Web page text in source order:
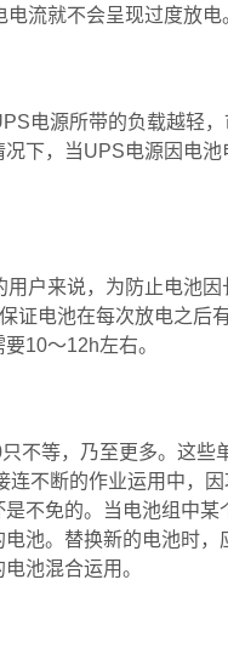
流就不会呈现过度放电
电源所带的负载越轻
下，当UPS电源因电
户来说，为防止电池
证电池在每次放电之后
10～12h左右。
不等，乃至更多。这些
不断的作业运用中，
不免的。当电池组中某
池。替换新的电池时，
池混合运用。